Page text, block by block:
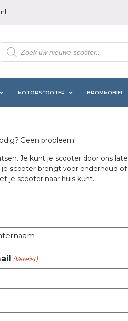
Producten
zoeken
MOTORSCOOTER BROMMOBIEL
Geen probleem!
Je kunt je scooter door ons
scooter brengt voor onderhoud of
je scooter naar huis kunt.
(Vereist)